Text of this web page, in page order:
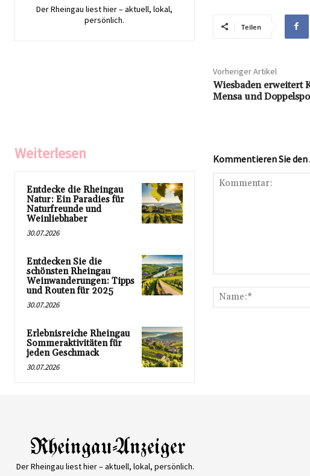
Der Rheingau liest hier – aktuell, lokal,
persönlich.
Teilen
Vorheriger Artikel
Wiesbaden erweitert
Mensa und
Weiterlesen
Entdecke die Rheingau
Natur: Ein Paradies für
Naturfreunde und
Weinliebhaber
30.07.2026
Entdecken Sie die
schönsten Rheingau
Weinwanderungen: Tipps
und Routen für 2025
30.07.2026
Erlebnisreiche Rheingau
Sommeraktivitäten für
jeden Geschmack
30.07.2026
Kommentieren Sie
Der Rheingau liest hier – aktuell, lokal, persönlich.